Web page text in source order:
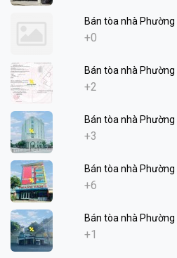
Bán tòa nhà Phường
+0
Bán tòa nhà
+2
Bán tòa nhà Phường
+3
Bán tòa nhà Phường
+6
Bán tòa nhà Phường
+1